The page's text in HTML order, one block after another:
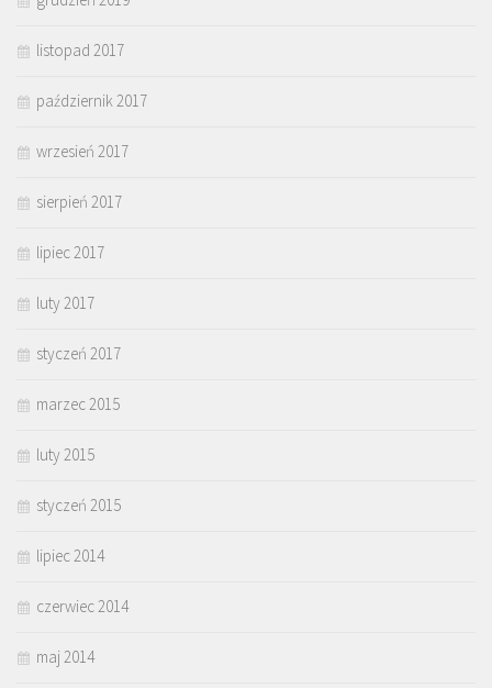
listopad 2017
październik 2017
wrzesień 2017
sierpień 2017
lipiec 2017
luty 2017
styczeń 2017
marzec 2015
luty 2015
styczeń 2015
lipiec 2014
czerwiec 2014
maj 2014